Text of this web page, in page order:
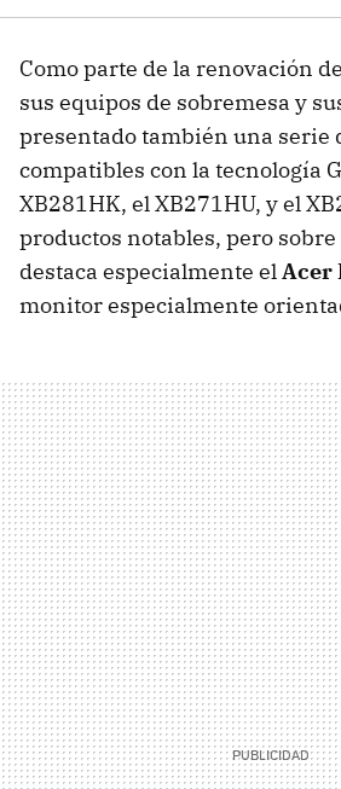
Como parte de la renovación
sus equipos de sobremesa y
presentado también una serie
compatibles con la tecnología
XB281HK, el XB271HU, y el
productos notables, pero sobre
destaca especialmente elAcer
monitor especialmente